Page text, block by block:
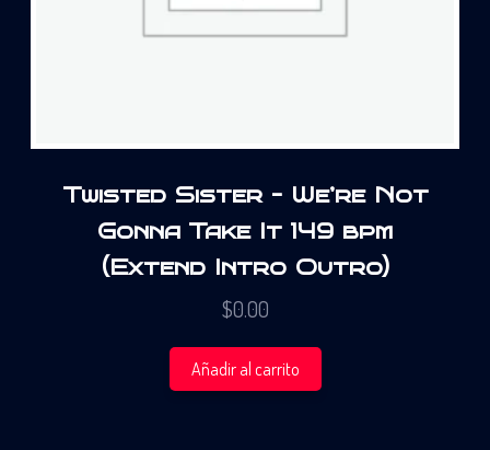
Twisted Sister – We’re Not
Gonna Take It 149 bpm
(Extend Intro Outro)
$0.00
Añadir al carrito